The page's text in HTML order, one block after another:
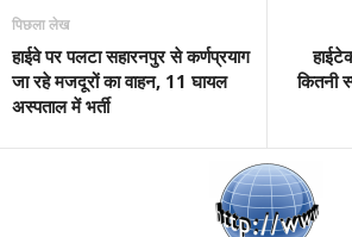
पिछला लेख
हाईवे पर पलटा सहारनपुर से कर्णप्रयाग
जा रहे मजदूरों का वाहन, 11 घायल
अस्पताल में भर्ती
कितनी